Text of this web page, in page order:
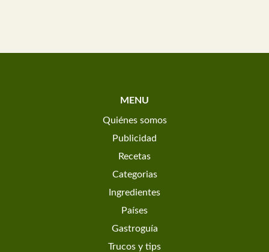
MENU
Quiénes somos
Publicidad
Recetas
Categorias
Ingredientes
Países
Gastroguía
Trucos y tips